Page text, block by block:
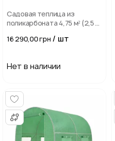
Садовая теплица из
поликарбоната 4,75 м² (2,5 х
16 290,00 грн / шт
Нет в наличии